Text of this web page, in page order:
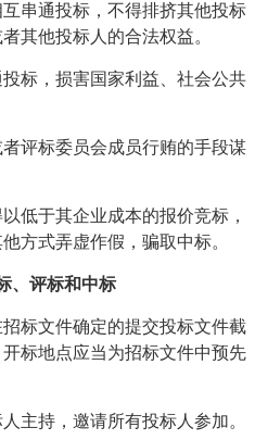
串通投标，不得排挤其他投标
其他投标人的合法权益。
标，损害国家利益、社会公共
评标委员会成员行贿的手段谋
低于其企业成本的报价竞标，
方式弄虚作假，骗取中标。
、评标和中标
标文件确定的提交投标文件截
标地点应当为招标文件中预先
主持，邀请所有投标人参加。